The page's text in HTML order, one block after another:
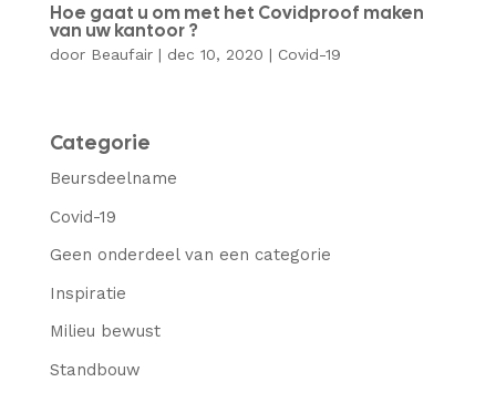
Hoe gaat u om met het Covidproof maken
van uw kantoor ?
door Beaufair| dec 10, 2020 | Covid-19
Categorie
Beursdeelname
Covid-19
Geen onderdeel van een categorie
Inspiratie
Milieu bewust
Standbouw